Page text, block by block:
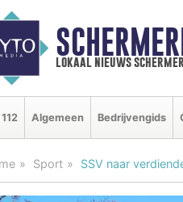
lokaal nieuws schermer
112 Algemeen Bedrijvengids
Sport SSV naar